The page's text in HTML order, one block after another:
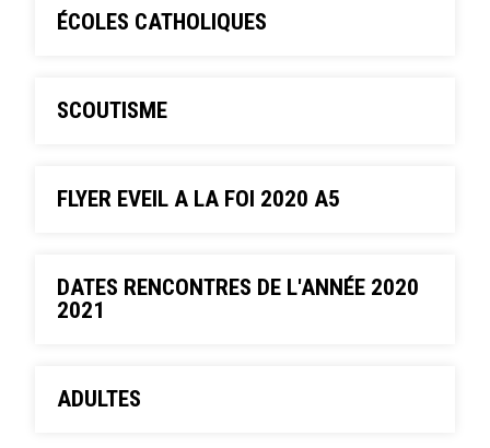
ÉCOLES CATHOLIQUES
SCOUTISME
FLYER EVEIL A LA FOI 2020 A5
DATES RENCONTRES DE L'ANNÉE 2020
2021
ADULTES